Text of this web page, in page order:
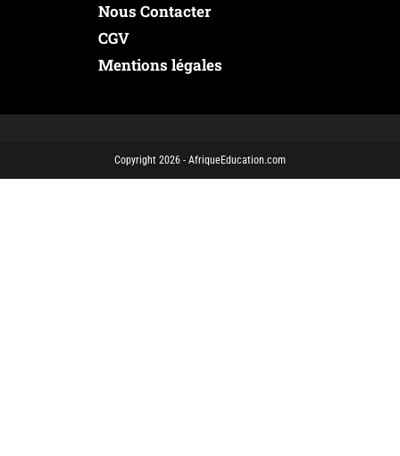
Nous Contacter
CGV
Mentions légales
Copyright 2026 - AfriqueEducation.com